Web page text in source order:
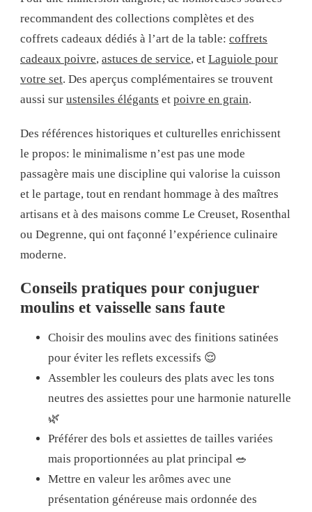
recommandent des collections complètes et des
coffrets cadeaux dédiés à l’art de la table: coffrets
cadeaux poivre, astuces de service, et Laguiole pour
votre set. Des aperçus complémentaires se trouvent
aussi sur ustensiles élégants et poivre en grain.
Des références historiques et culturelles enrichissent
le propos: le minimalisme n’est pas une mode
passagère mais une discipline qui valorise la cuisson
et le partage, tout en rendant hommage à des maîtres
artisans et à des maisons comme Le Creuset, Rosenthal
ou Degrenne, qui ont façonné l’expérience culinaire
moderne.
Conseils pratiques pour conjuguer
moulins et vaisselle sans faute
Choisir des moulins avec des finitions satinées
pour éviter les reflets excessifs 😌
Assembler les couleurs des plats avec les tons
neutres des assiettes pour une harmonie naturelle
🌿
Préférer des bols et assiettes de tailles variées
mais proportionnées au plat principal 🥗
Mettre en valeur les arômes avec une
présentation généreuse mais ordonnée des